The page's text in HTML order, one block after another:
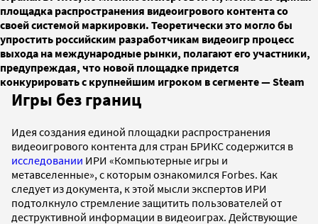
площадка распространения видеоигрового контента со
своей системой маркировки. Теоретически это могло бы
упростить российским разработчикам видеоигр процесс
выхода на международные рынки, полагают его участники,
предупреждая, что новой площадке придется
конкурировать с крупнейшим игроком в сегменте — Steam
Игры без границ
Идея создания единой площадки распространения
видеоигрового контента для стран БРИКС содержится в
исследовании ИРИ «Компьютерные игры и
метавселенные», с которым ознакомился Forbes. Как
следует из документа, к этой мысли экспертов ИРИ
подтолкнуло стремление защитить пользователей от
деструктивной информации в видеоиграх. Действующие